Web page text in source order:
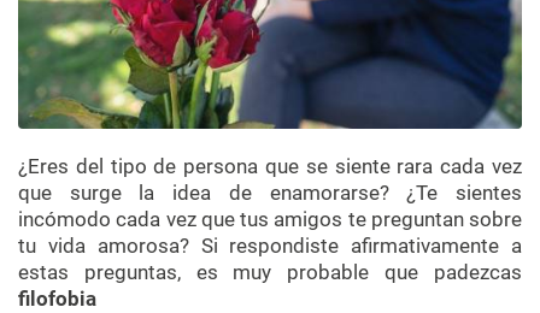
¿Eres del tipo de persona que se siente rara cada vez
que surge la idea de enamorarse? ¿Te sientes
incómodo cada vez que tus amigos te preguntan sobre
tu vida amorosa? Si respondiste afirmativamente a
estas preguntas, es muy probable que padezcas
filofobia